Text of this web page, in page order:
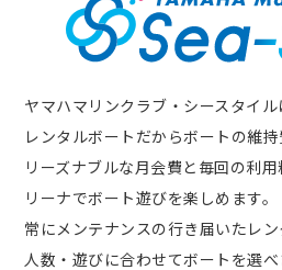
クルージング
レンタルボート
ボートライセンス
営業カレンダー
ヤマハマリンクラブ・シースタイル
レンタルボートだからボートの維持
リーズナブルな月会費と毎回の利
リーナでボート遊びを楽しめます。
常にメンテナンスの行き届いたレン
人数・遊びに合わせてボートを選べ